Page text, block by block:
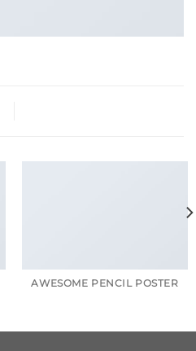
AWESOME PENCIL POSTER